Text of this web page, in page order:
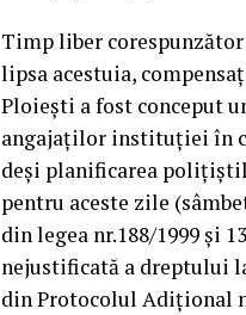
Timp liber
lipsa acestuia,
Ploiești a fost conceput
angajaților instituției în
deși planificarea
pentru aceste zile
din legea nr.188/1999 și
nejustificată a dreptului
din Protocolul Adițional